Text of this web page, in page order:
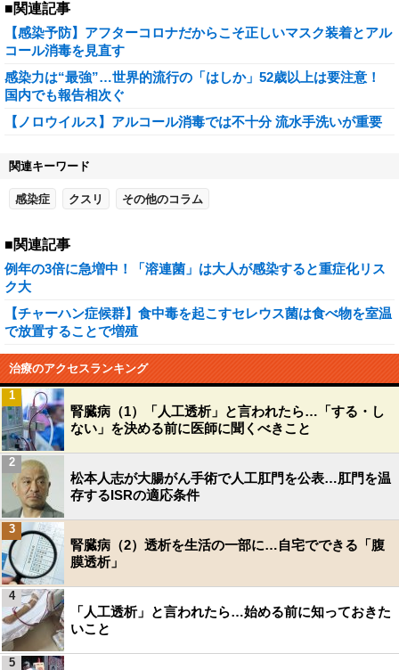
■関連記事
【感染予防】アフターコロナだからこそ正しいマスク装着とアル
コール消毒を見直す
感染力は“最強”…世界的流行の「はしか」52歳以上は要注意！
国内でも報告相次ぐ
【ノロウイルス】アルコール消毒では不十分 流水手洗いが重要
関連キーワード
感染症 クスリ その他のコラム
■関連記事
例年の3倍に急増中！「溶連菌」は大人が感染すると重症化リス
ク大
【チャーハン症候群】食中毒を起こすセレウス菌は食べ物を室温
で放置することで増殖
治療のアクセスランキング
腎臓病（1）「人工透析」と言われたら…「する・し
ない」を決める前に医師に聞くべきこと
1
松本人志が大腸がん手術で人工肛門を公表…肛門を温
存するISRの適応条件
2
腎臓病（2）透析を生活の一部に…自宅でできる「腹
膜透析」
3
「人工透析」と言われたら…始める前に知っておきた
いこと
4
5